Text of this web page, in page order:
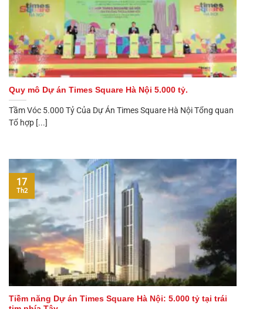
Quy mô Dự án Times Square Hà Nội 5.000 tỷ.
Tầm Vóc 5.000 Tỷ Của Dự Án Times Square Hà Nội Tổng quan
Tổ hợp [...]
Tiềm năng Dự án Times Square Hà Nội: 5.000 tỷ tại trái
17
Th2